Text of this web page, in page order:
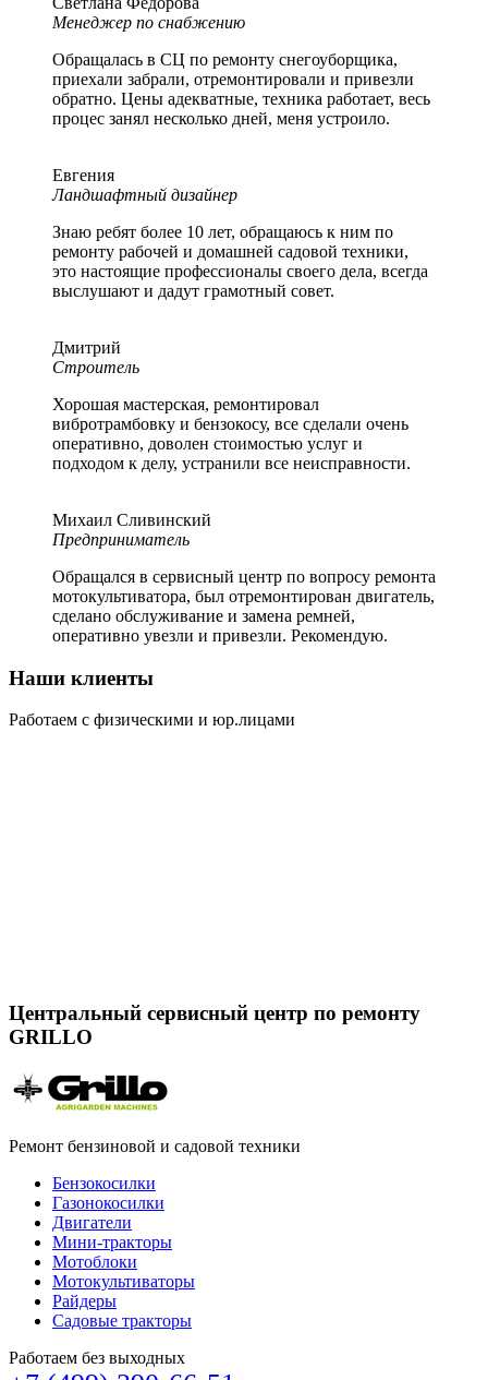
Менеджер по снабжению
Обращалась в СЦ по ремонту снегоуборщика,
приехали забрали, отремонтировали и привезли
обратно. Цены адекватные, техника работает, весь
процес занял несколько дней, меня устроило.
Евгения
Ландшафтный дизайнер
Знаю ребят более 10 лет, обращаюсь к ним по
ремонту рабочей и домашней садовой техники,
это настоящие профессионалы своего дела, всегда
выслушают и дадут грамотный совет.
Дмитрий
Строитель
Хорошая мастерская, ремонтировал
вибротрамбовку и бензокосу, все сделали очень
оперативно, доволен стоимостью услуг и
подходом к делу, устранили все неисправности.
Михаил Сливинский
Предприниматель
Обращался в сервисный центр по вопросу ремонта
мотокультиватора, был отремонтирован двигатель,
сделано обслуживание и замена ремней,
оперативно увезли и привезли. Рекомендую.
Наши клиенты
Работаем с физическими и юр.лицами
Центральный сервисный центр по ремонту
GRILLO
Ремонт бензиновой и садовой техники
Бензокосилки
Газонокосилки
Двигатели
Мини-тракторы
Мотоблоки
Мотокультиваторы
Райдеры
Садовые тракторы
Работаем без выходных